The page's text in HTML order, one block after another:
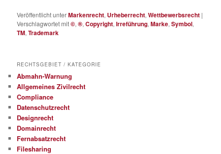
Veröffentlicht unterMarkenrecht, Urheberrecht,Wettbewerbsrecht |
Verschlagwortet mit©,®,Copyright,Irreführung,Marke,Symbol,
TM,Trademark
RECHTSGEBIET / KATEGORIE
Abmahn-Warnung
Allgemeines Zivilrecht
Compliance
Datenschutzrecht
Designrecht
Domainrecht
Fernabsatzrecht
Filesharing